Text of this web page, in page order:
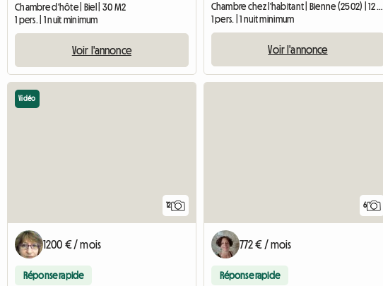
Chambre d'hôte | Biel | 30 M2
1 pers. | 1 nuit minimum
Voir l'annonce
Chambre chez l'habitant | Bienne (2502) | 12 M2
1 pers. | 1 nuit minimum
Voir l'annonce
12
Vidéo
1200 € / mois
Réponse rapide
6
772 € / mois
Réponse rapide